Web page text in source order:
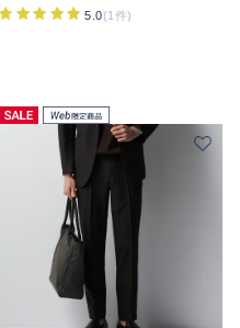
5.0(1件)